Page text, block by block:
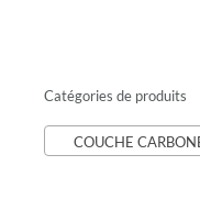
Catégories de produits
COUCHE